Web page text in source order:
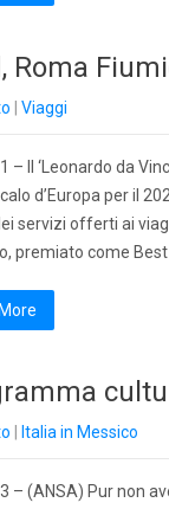
Roma
Viaggi
– Il ‘Leonardo da
d’Europa per il
servizi offerti ai
premiato come
Italia in Messico
– (ANSA) Pur non